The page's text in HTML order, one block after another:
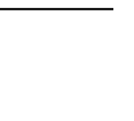
rozijnenneus